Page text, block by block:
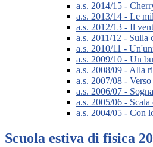
a.s. 2014/15 -
a.s. 2013/14 - Le
a.s. 2012/13 - Il
a.s. 2011/12 -
a.s. 2010/11 -
a.s. 2009/10 - Un
a.s. 2008/09 - Alla
a.s. 2007/08 -
a.s. 2006/07 -
a.s. 2005/06 - Scala
a.s. 2004/05 - Con
Scuola estiva di fisica